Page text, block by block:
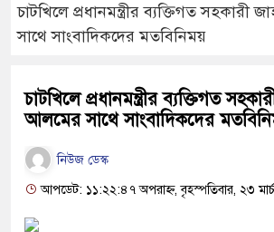
চাটখিলে প্রধানমন্ত্রীর ব্যক্তিগত সহকারী
সাথে সাংবাদিকদের মতবিনিময়
চাটখিলে প্রধানমন্ত্রীর ব্যক্তিগত
আলমের সাথে সাংবাদিকদের
নিউজ ডেস্ক
আপডেট: ১১:২২:৪৭ অপরাহ্ন, বৃহস্পতিবার, ২৩